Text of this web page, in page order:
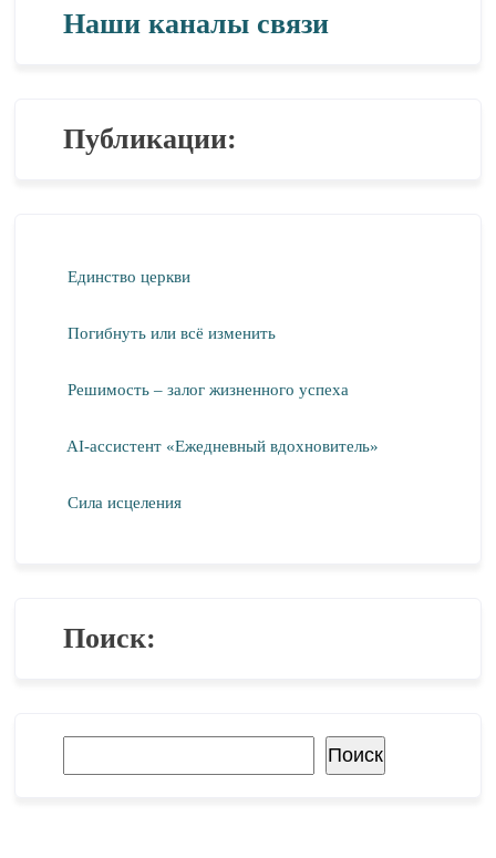
Наши каналы связи
Публикации:
Единство церкви
Погибнуть или всё изменить
Решимость – залог жизненного успеха
AI-ассистент «Ежедневный вдохновитель»
Сила исцеления
Поиск:
Поиск